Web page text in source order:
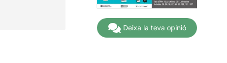
Deixa la teva opinió